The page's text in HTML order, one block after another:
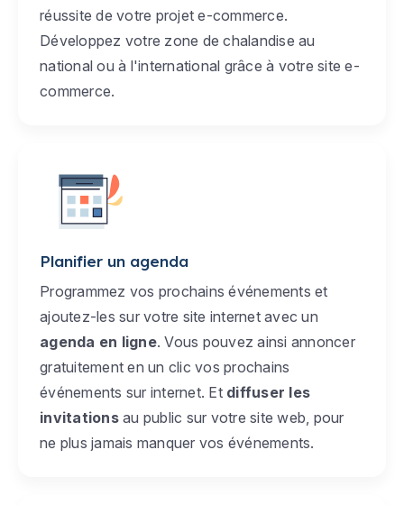
réussite de votre projet e-commerce.
Développez votre zone de chalandise au
national ou à l'international grâce à votre site e-
commerce.
Planifier un agenda
Programmez vos prochains événements et
ajoutez-les sur votre site internet avec un
agenda en ligne. Vous pouvez ainsi annoncer
gratuitement en un clic vos prochains
événements sur internet. Et diffuser les
invitationsau public sur votre site web, pour
ne plus jamais manquer vos événements.